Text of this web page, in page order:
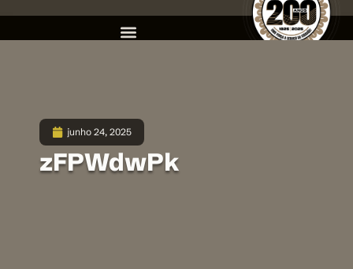
junho 24, 2025
zFPWdwPk